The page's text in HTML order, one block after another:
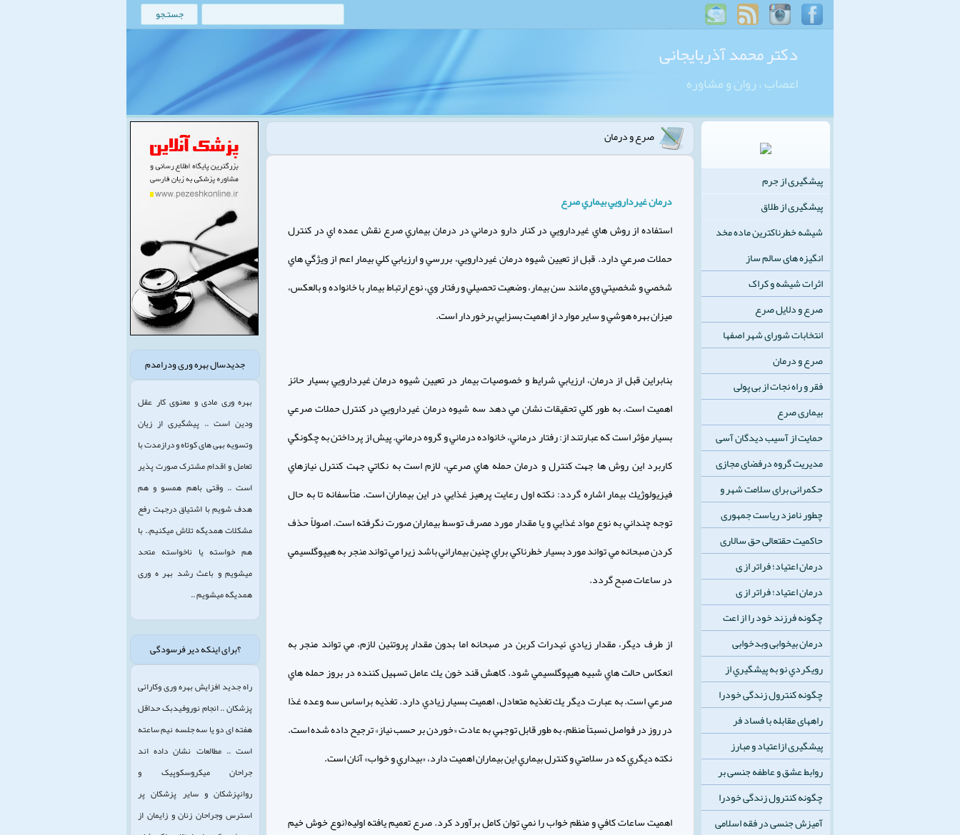
دکتر محمد آذربایجانی
اعصاب ، روان و مشاوره
جدیدسال بهره وری ودرامدم
بهره وری مادی و معنوی کار عقل
ودین است .. پیشگیری از زیان
وتسویه بهی های کوتاه و درازمدت با
تعامل و اقدام مشترک صورت پذیر
است .. وقتی باهم همسو و هم
هدف شویم با اشتیاق درجهت رفع
مشکلات همدیگه تلاش میکنیم.. با
هم خواسته یا ناخواسته متحد
میشویم و باعث رشد بهر ه وری
همدیگه میشویم ..
؟برای اینکه دیر فرسودگی
راه جدید افزایش بهره وری وکارائی
پزشکان .. انجام نوروفیدبک حداقل
هفته ای دو یا سه جلسه نیم ساعته
است .. مطالعات نشان داده اند
جراحان میکروسکوپیک و
روانپزشکان و سایر پزشکان پر
استرس وجراحان زنان و زایمان از
صرع و درمان
درمان غيردارويي بيماري صرع
استفاده از روش هاي غيردارويي در كنار دارو درماني در درمان بيماري صرع نقش عمده اي در كنترل
حملات صرعي دارد. قبل از تعيين شيوه درمان غيردارويي، بررسي و ارزيابي كلي بيمار اعم از ويژگي هاي
شخصي و شخصيتي وي مانند سن بيمار، وضعيت تحصيلي و رفتار وي، نوع ارتباط بيمار با خانواده و بالعكس،
ميزان بهره هوشي و ساير موارد از اهميت بسزايي برخوردار است.
بنابراين قبل از درمان، ارزيابي شرايط و خصوصيات بيمار در تعيين شيوه درمان غيردارويي بسيار حائز
اهميت است. به طور كلي تحقيقات نشان مي دهد سه شيوه درمان غيردارويي در كنترل حملات صرعي
بسيار مؤثر است كه عبارتند از: رفتار درماني، خانواده درماني و گروه درماني. پيش از پرداختن به چگونگي
كاربرد اين روش ها جهت كنترل و درمان حمله هاي صرعي، لازم است به نكاتي جهت كنترل نيازهاي
فيزيولوژيك بيمار اشاره گردد: نكته اول رعايت پرهيز غذايي در اين بيماران است. متأسفانه تا به حال
توجه چنداني به نوع مواد غذايي و يا مقدار مورد مصرف توسط بيماران صورت نگرفته است. اصولاً حذف
كردن صبحانه مي تواند مورد بسيار خطرناكي براي چنين بيماراني باشد زيرا مي تواند منجر به هيپوگلسيمي
در ساعات صبح گردد.
از طرف ديگر، مقدار زيادي ئيدرات كربن در صبحانه اما بدون مقدار پروتئين لازم، مي تواند منجر به
انعكاس حالت هاي شبيه هيپوگلسيمي شود. كاهش قند خون يك عامل تسهيل كننده در بروز حمله هاي
صرعي است. به عبارت ديگر يك تغذيه متعادل، اهميت بسيار زيادي دارد. تغذيه براساس سه وعده غذا
در روز در فواصل نسبتاً منظم، به طور قابل توجهي به عادت «خوردن بر حسب نياز» ترجيح داده شده است.
نكته ديگري كه در سلامتي و كنترل بيماري اين بيماران اهميت دارد، «بيداري و خواب» آنان است.
اهميت ساعات كافي و منظم خواب را نمي توان كامل برآورد كرد. صرع تعميم يافته اوليه(نوع خوش خيم
پیشگیری از جرم
پیشگیری از طلاق
شیشه خطرناکترین ماده مخد
انگیزه های سالم ساز
اثرات شیشه و کراک
صرع و دلایل صرع
انتخابات شورای شهر اصفها
صرع و درمان
فقر و راه نجات از بی پولی
بیماری صرع
حمایت از آسیب دیدگان آسی
مدیریت گروه درفضای مجازی
حکمرانی برای سلامت شهر و
چطور نامزد ریاست جمهوری
حاکمیت حقتعالی حق سالاری
درمان اعتیاد؛ فراتر از ی
درمان اعتیاد؛ فراتر از ی
چگونه فرزند خود را از اعت
درمان بیخوابی وبدخوابی
رويكردي نو به پيشگيري از
چگونه کنترول زندگی خودرا
راههای مقابله با فساد فر
پیشگیری ازاعتیاد و مبارز
روابط عشق و عاطفه جنسی بر
چگونه کنترول زندگی خودرا
آمیزش جنسی در فقه اسلامی